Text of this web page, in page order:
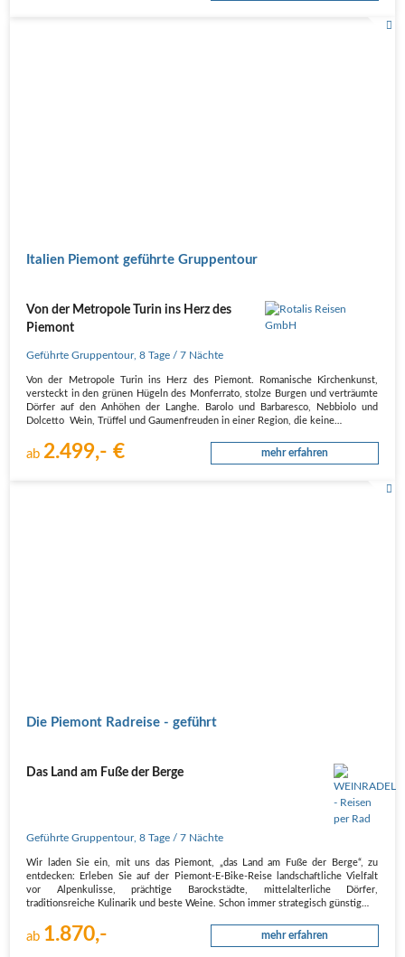
Italien Piemont geführte Gruppentour
Von der Metropole Turin ins Herz des
Piemont
Geführte Gruppentour,8 Tage / 7 Nächte
Von der Metropole Turin ins Herz des Piemont. Romanische Kirchenkunst,
versteckt in den grünen Hügeln des Monferrato, stolze Burgen und verträumte
Dörfer auf den Anhöhen der Langhe. Barolo und Barbaresco, Nebbiolo und
Dolcetto  Wein, Trüffel und Gaumenfreuden in einer Region, die keine…
ab 2.499,- € mehr erfahren
Die Piemont Radreise - geführt
Das Land am Fuße der Berge
Geführte Gruppentour,8 Tage / 7 Nächte
Wir laden Sie ein, mit uns das Piemont, „das Land am Fuße der Berge“, zu
entdecken: Erleben Sie auf der Piemont-E-Bike-Reise landschaftliche Vielfalt
vor Alpenkulisse, prächtige Barockstädte, mittelalterliche Dörfer,
traditionsreiche Kulinarik und beste Weine. Schon immer strategisch günstig…
ab 1.870,- mehr erfahren